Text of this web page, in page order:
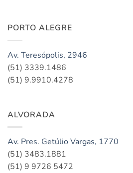
PORTO ALEGRE
Av. Teresópolis, 2946
(51) 3339.1486
(51) 9.9910.4278
ALVORADA
Av. Pres. Getúlio Vargas, 1770
(51) 3483.1881
(51) 9 9726 5472